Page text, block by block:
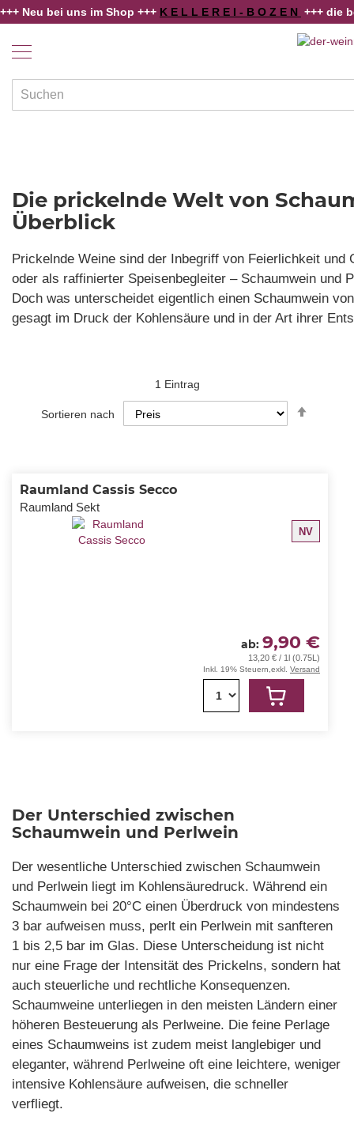
bei uns im Shop +++K E L L E R E I - B O Z E N+++ die besten
Regionen
Schaumwein
Alkoholfreies
Angebote
Weinwissen
Die prickelnde Welt von
Überblick
Prickelnde Weine sind der Inbegriff von Feierlichkeit
oder als raffinierter Speisenbegleiter – Schaumwein und
Doch was unterscheidet eigentlich einen Schaumwein
gesagt im Druck der Kohlensäure und in der Art ihrer
1 Eintrag
Sortieren nach
Raumland Cassis Secco
Raumland Sekt
NV
ab 9,90 €
13,20 € / 1l (0.75L)
Inkl. 19% Steuern exkl. Versand
1
Der Unterschied zwischen
Schaumwein und Perlwein
Der wesentliche Unterschied zwischen Schaumwein
und Perlwein liegt im Kohlensäuredruck. Während ein
Schaumwein bei 20°C einen Überdruck von mindestens
3 bar aufweisen muss, perlt ein Perlwein mit sanfteren
1 bis 2,5 bar im Glas. Diese Unterscheidung ist nicht
nur eine Frage der Intensität des Prickelns, sondern hat
auch steuerliche und rechtliche Konsequenzen.
Schaumweine unterliegen in den meisten Ländern einer
höheren Besteuerung als Perlweine. Die feine Perlage
eines Schaumweins ist zudem meist langlebiger und
eleganter, während Perlweine oft eine leichtere, weniger
intensive Kohlensäure aufweisen, die schneller
verfliegt.